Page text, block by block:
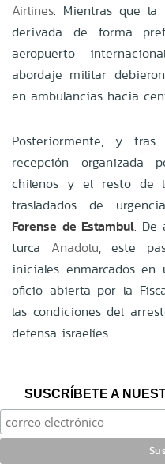
Airlines. Mientras que la
derivada de forma
aeropuerto
abordaje militar
en ambulancias hacia
Posteriormente, y
recepción organizada
chilenos y el resto de
trasladados de
Forense de Estambul. De
turca Anadolu, este
iniciales enmarcados
oficio abierta por la
las condiciones del
defensa israelíes.
SUSCRÍBETE A